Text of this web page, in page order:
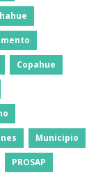
Copahue
Municipio
PROSAP